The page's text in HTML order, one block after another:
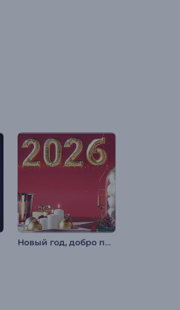
Новый год, добро пожаловать